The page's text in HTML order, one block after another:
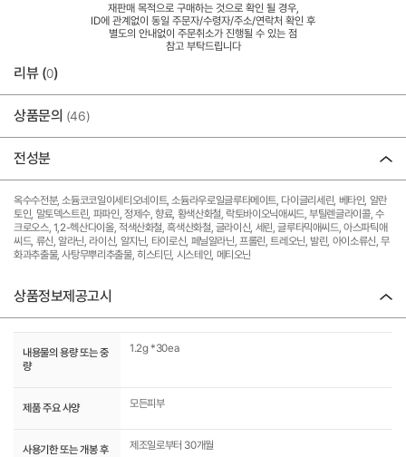
재판매 목적으로 구매하는 것으로 확인 될 경우,
ID에 관계없이 동일 주문자/수령자/주소/연락처 확인 후
별도의 안내없이 주문취소가 진행될 수 있는 점
참고 부탁드립니다
리뷰 (0)
상품문의 (46)
전성분
옥수수전분, 소듐코코일이세티오네이트, 소듐라우로일글루타메이트, 다이글리세린, 베타인, 알란
토인, 말토덱스트린, 파파인, 정제수, 향료, 황색산화철, 락토바이오닉애씨드, 부틸렌글라이콜, 수
크로오스, 1,2-헥산다이올, 적색산화철, 흑색산화철, 글라이신, 세린, 글루타믹애씨드, 아스파틱애
씨드, 류신, 알라닌, 라이신, 알지닌, 타이로신, 페닐알라닌, 프롤린, 트레오닌, 발린, 아이소류신, 무
화과추출물, 사탕무뿌리추출물, 히스티딘, 시스테인, 메티오닌
상품정보제공고시
내용물의 용량 또는 중
량
1.2g *30ea
제품 주요 사양 모든피부
사용기한 또는 개봉 후
제조일로부터 30개월